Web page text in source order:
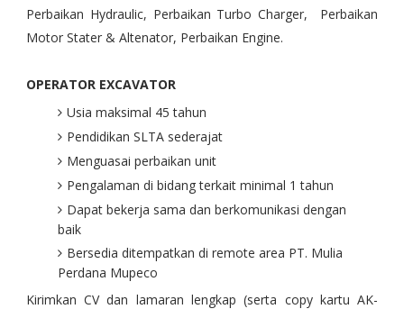
Perbaikan Hydraulic, Perbaikan Turbo Charger, Perbaikan
Motor Stater & Altenator, Perbaikan Engine.
OPERATOR EXCAVATOR
Usia maksimal 45 tahun
Pendidikan SLTA sederajat
Menguasai perbaikan unit
Pengalaman di bidang terkait minimal 1 tahun
Dapat bekerja sama dan berkomunikasi dengan
baik
Bersedia ditempatkan di remote area PT. Mulia
Perdana Mupeco
Kirimkan CV dan lamaran lengkap (serta copy kartu AK-